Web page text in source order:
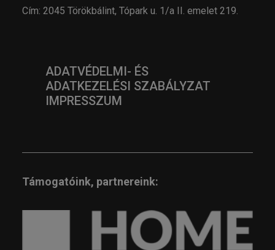
Cím: 2045 Törökbálint, Tópark u. 1/a II. emelet 219.
ADATVÉDELMI- ÉS
ADATKEZELÉSI SZABÁLYZAT
IMPRESSZUM
Támogatóink, partnereink: